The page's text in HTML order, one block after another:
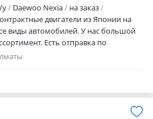
y Daewoo Nexia
на заказ
двигатели из Японии на
виды автомобилей. У нас большой
Есть отправка по
всю РК. Срок на проверку 30
Работаем без выходных с 9: 30